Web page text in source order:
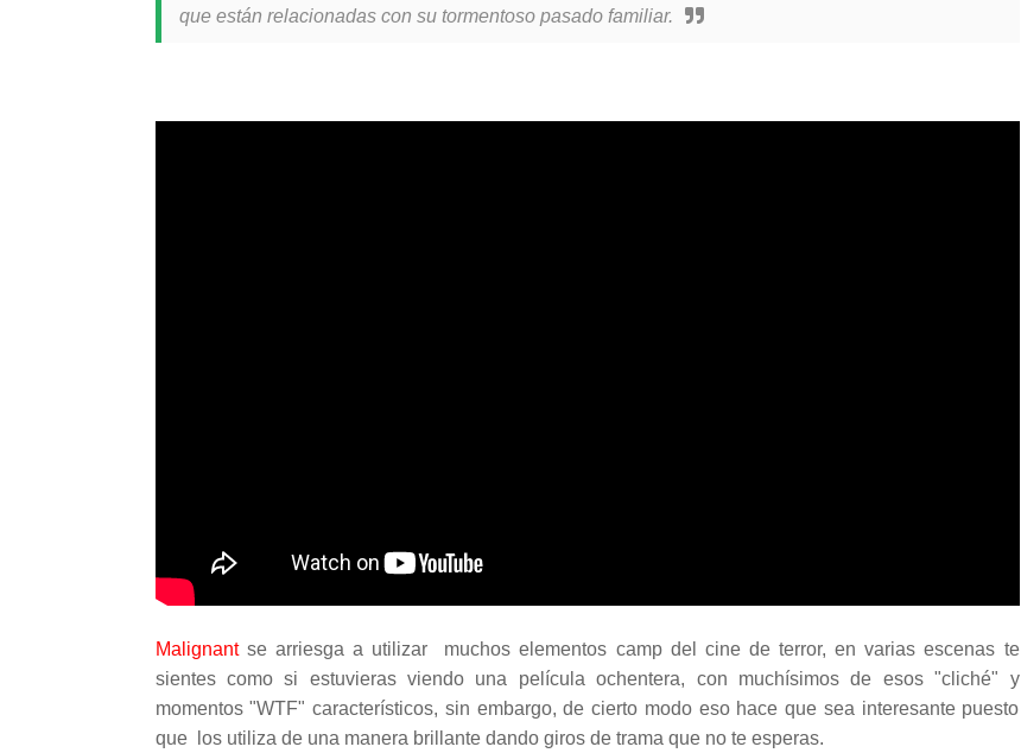
que están relacionadas con su tormentoso pasado familiar.
Malignant se arriesga a utilizar muchos elementos camp del cine de terror, en varias escenas te
sientes como si estuvieras viendo una película ochentera, con muchísimos de esos "cliché" y
momentos "WTF" característicos, sin embargo, de cierto modo eso hace que sea interesante puesto
que los utiliza de una manera brillante dando giros de trama que no te esperas.